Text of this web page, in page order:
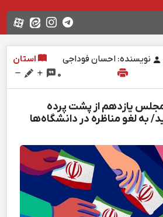
نویسنده: احسان فوداجی
استان
0
یازدهم از پشت پرده
به لغو مناظره در دانشگاه‌ها